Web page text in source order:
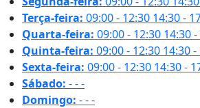
Terça-feira: 09:00 - 12:30 14:30 -
Quarta-feira: 09:00 - 12:30 14:30
Quinta-feira: 09:00 - 12:30 14:30
Sexta-feira: 09:00 - 12:30 14:30 -
Sábado: ---
Domingo: ---